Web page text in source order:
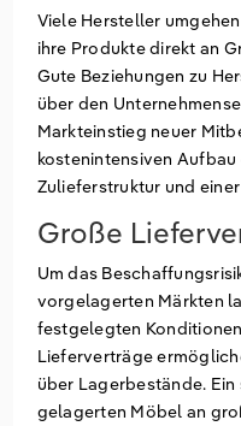
Viele Hersteller
ihre Produkte direkt an
Gute Beziehungen zu
über den
Markteinstieg neuer
kostenintensiven
Zulieferstruktur und
Große
Um das
vorgelagerten Märkten
festgelegten
Lieferverträge
über Lagerbestände.
gelagerten Möbel an